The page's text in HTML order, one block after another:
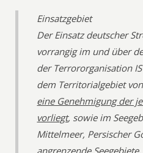
Einsatzgebiet
Der Einsatz deutscher
vorrangig im und über
der Terrororganisation
dem Territorialgebiet
eine Genehmigung der
vorliegt, sowie im
Mittelmeer, Persischer
angrenzende Seegebiete.